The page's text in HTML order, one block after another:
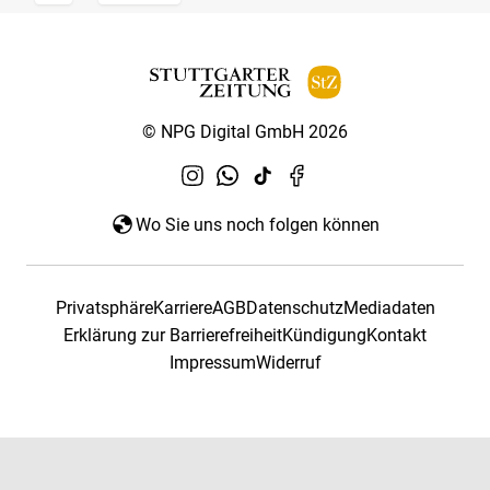
© NPG Digital GmbH 2026
Wo Sie uns noch folgen können
PrivatsphäreKarriereAGBDatenschutzMediadaten
Erklärung zur BarrierefreiheitKündigungKontakt
ImpressumWiderruf